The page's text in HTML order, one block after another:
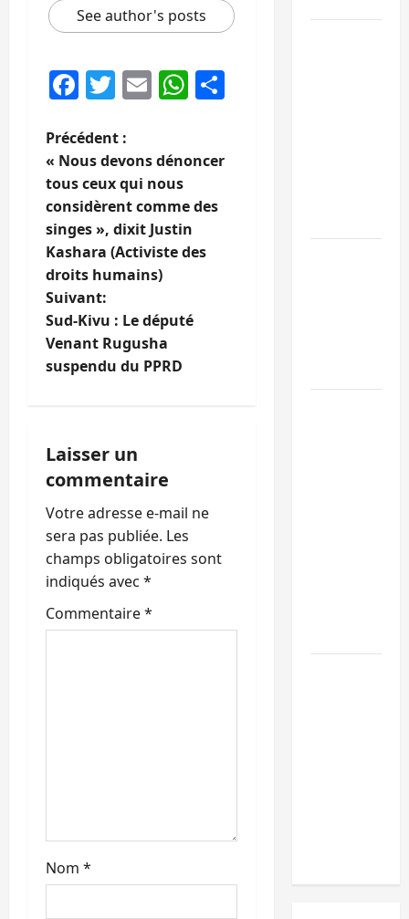
See author's posts
Facebook
Twitter
EmailWhatsApp
N
a
v
i
g
a
t
o
n
d
’
a
r
e
Précédent :
« Nous devons dénoncer
tous ceux qui nous
considèrent comme des
singes », dixit Justin
Kashara (Activiste des
droits humains)
Suivant:
Sud-Kivu : Le député
Venant Rugusha
suspendu du PPRD
Laisser un
commentaire
Votre adresse e-mail ne
sera pas publiée. Les
champs obligatoires sont
indiqués avec *
Commentaire*
Nom *